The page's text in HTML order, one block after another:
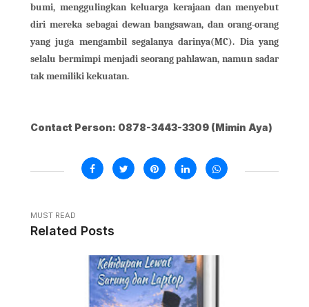
bumi, menggulingkan keluarga kerajaan dan menyebut
diri mereka sebagai dewan bangsawan, dan orang-orang
yang juga mengambil segalanya darinya(MC). Dia yang
selalu bermimpi menjadi seorang pahlawan, namun sadar
tak memiliki kekuatan.
Contact Person: 0878-3443-3309 (Mimin Aya)
MUST READ
Related Posts